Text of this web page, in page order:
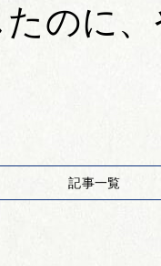
のに
記事一覧